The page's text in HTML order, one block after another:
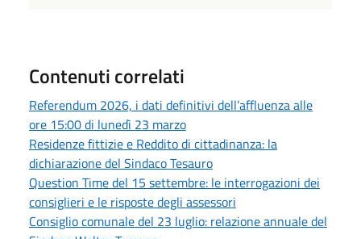
Contenuti correlati
Referendum 2026, i dati definitivi dell’affluenza alle
ore 15:00 di lunedì 23 marzo
Residenze fittizie e Reddito di cittadinanza: la
dichiarazione del Sindaco Tesauro
Question Time del 15 settembre: le interrogazioni dei
consiglieri e le risposte degli assessori
Consiglio comunale del 23 luglio: relazione annuale del